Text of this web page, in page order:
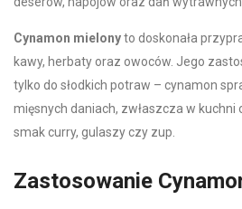
Cynamon mielonyto doskonała
kawy, herbaty oraz owoców. Jego
tylko do słodkich potraw – cynamon
mięsnych daniach, zwłaszcza w
smak curry, gulaszy czy zup.
Zastosowanie